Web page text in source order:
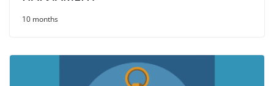
10 months